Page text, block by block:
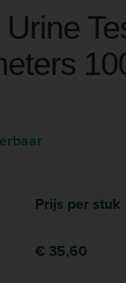
Prijs per stuk
€ 35,60